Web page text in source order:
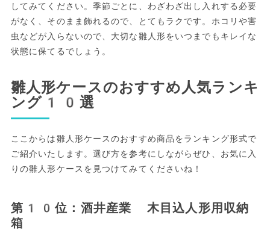
してみてください。季節ごとに、わざわざ出し入れする必要
がなく、そのまま飾れるので、とてもラクです。ホコリや害
虫などが入らないので、大切な雛人形をいつまでもキレイな
状態に保てるでしょう。
雛人形ケースのおすすめ人気ランキ
ング10選
ここからは雛人形ケースのおすすめ商品をランキング形式で
ご紹介いたします。選び方を参考にしながらぜひ、お気に入
りの雛人形ケースを見つけてみてくださいね！
第10位：酒井産業 木目込人形用収納
箱